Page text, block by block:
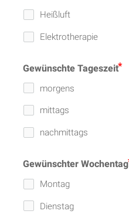
Heißluft
Elektrotherapie
Gewünschte Tageszeit
morgens
mittags
nachmittags
Gewünschter Wochentag
Montag
Dienstag